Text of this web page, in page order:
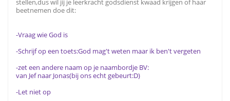
stellen,dus wil jij je leerkracht godsdienst kwaad krijgen of haar
beetnemen doe dit:
-Vraag wie God is
-Schrijf op een toets:God mag't weten maar ik ben't vergeten
-zet een andere naam op je naambordje BV:
van Jef naar Jonas(bij ons echt gebeurt:D)
-Let niet op